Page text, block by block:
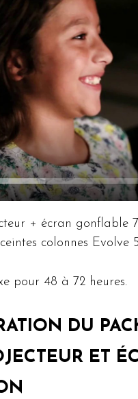
+ écran gonflable
colonnes
pour 48 à 72 heures.
DU
ET